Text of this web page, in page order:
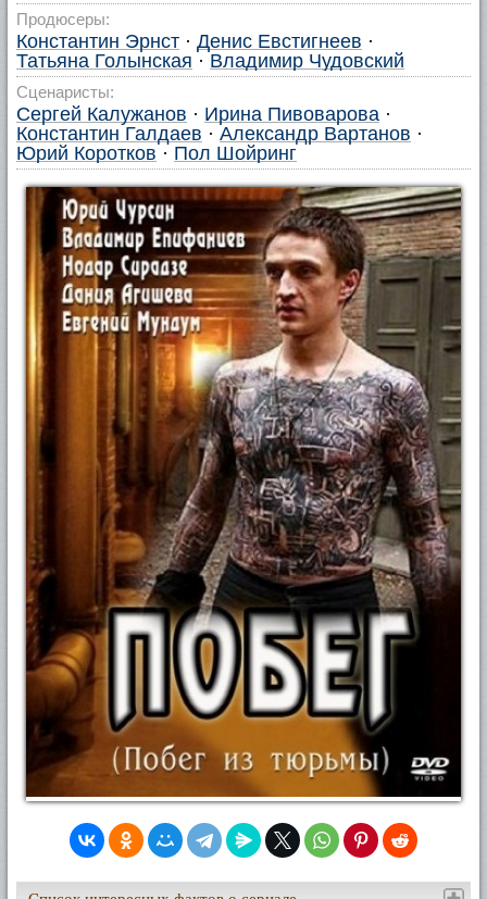
Продюсеры:
Константин Эрнст · Денис Евстигнеев ·
Татьяна Голынская · Владимир Чудовский
Сценаристы:
Сергей Калужанов · Ирина Пивоварова ·
Константин Галдаев · Александр Вартанов ·
Юрий Коротков · Пол Шойринг